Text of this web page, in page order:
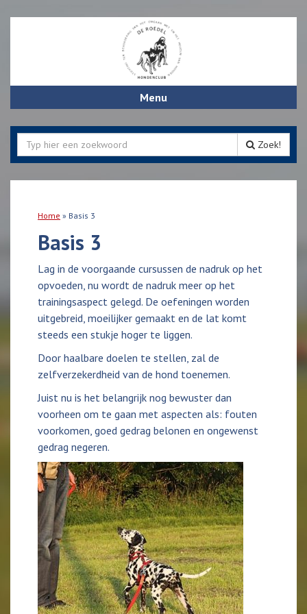
Menu
Zoek!
Home » Basis 3
Basis 3
Lag in de voorgaande cursussen de nadruk op het
opvoeden, nu wordt de nadruk meer op het
trainingsaspect gelegd. De oefeningen worden
uitgebreid, moeilijker gemaakt en de lat komt
steeds een stukje hoger te liggen.
Door haalbare doelen te stellen, zal de
zelfverzekerdheid van de hond toenemen.
Juist nu is het belangrijk nog bewuster dan
voorheen om te gaan met aspecten als: fouten
voorkomen, goed gedrag belonen en ongewenst
gedrag negeren.